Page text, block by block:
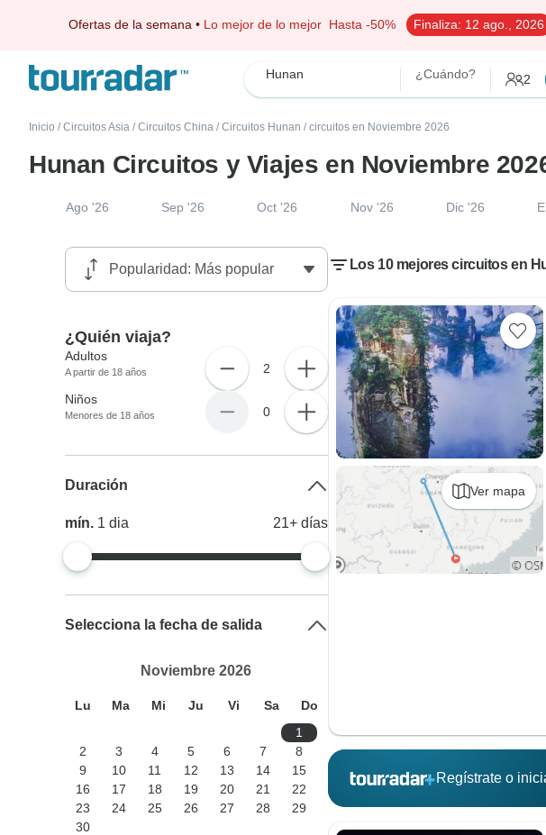
Ofertas de la semana • Lo mejor de lo mejor Hasta -50% Finaliza: 12 ago., 2026
Hunan ¿Cuándo? 2
Inicio / Circuitos Asia / Circuitos China / Circuitos Hunan / circuitos en Noviembre 2026
Hunan Circuitos y Viajes en Noviembre
Ago '26 Sep '26 Oct '26 Nov '26 Dic '26
Los 10 mejores circuitos en
Ver mapa
Regístrate o
¿Quién viaja?
Adultos
A partir de 18 años 2
Niños
Menores de 18 años 0
Duración
mín. 1dia 21+ días
Selecciona la fecha de salida
Noviembre 2026
Lu Ma Mi Ju Vi Sa
Do
1
2
3 4 5 6 7
8
9
10 11 12 13 14
15
16
17 18 19 20 21
22
23
24 25 26 27 28
29
30